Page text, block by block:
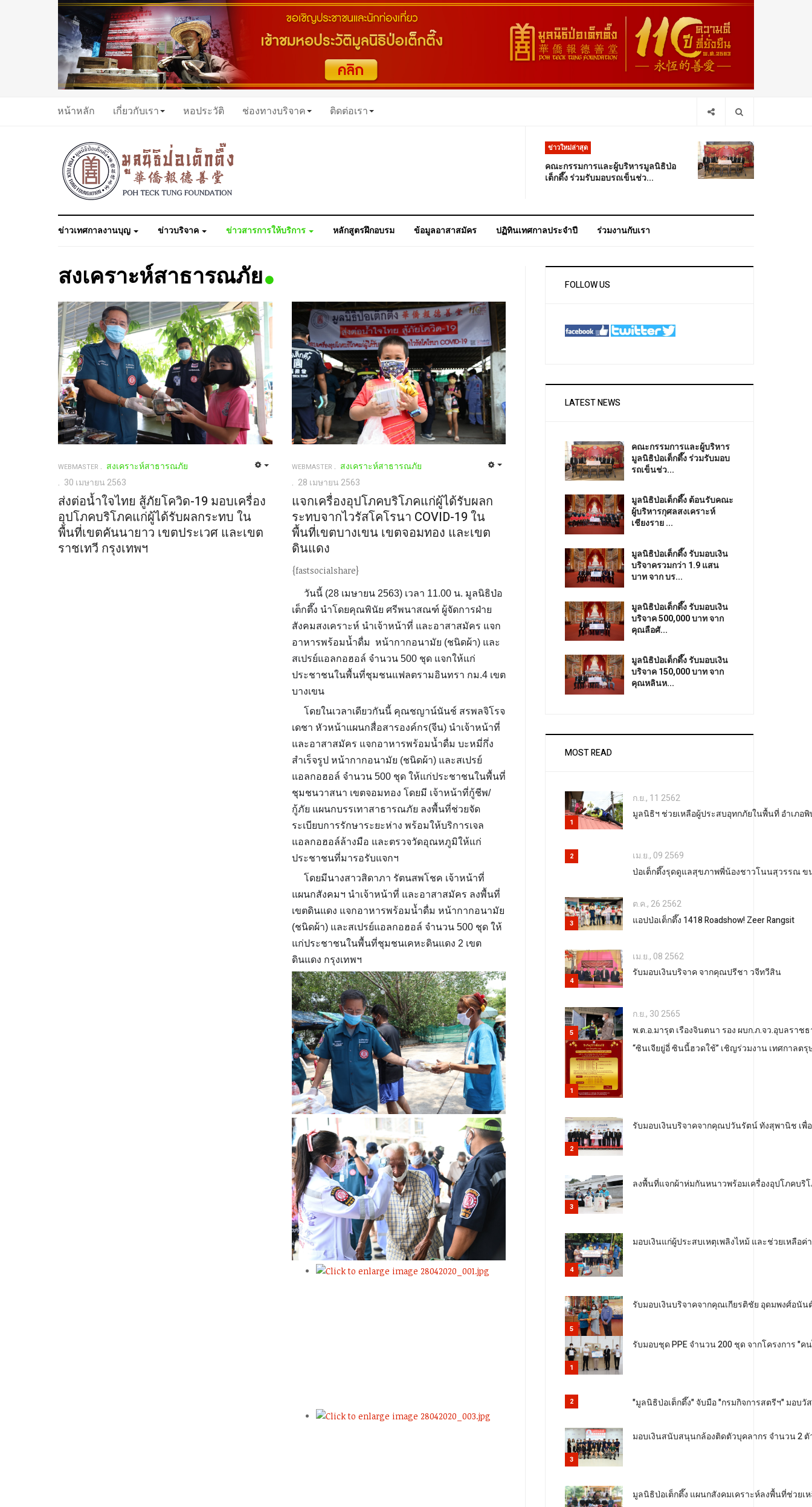
หน้าหลัก เกี่ยวกับเรา หอประวัติ ช่องทางบริจาค ติดต่อเรา
ข่าวใหม่ล่าสุด
คณะกรรมการและผู้บริหารมูลนิธิป่อ
เต็กตึ๊ง ร่วมรับมอบรถเข็นช่ว...
ข่าวเทศกาลงานบุญ ข่าวบริจาค ข่าวสารการให้บริการ หลักสูตรฝึกอบรม ข้อมูลอาสาสมัคร ปฏิทินเทศกาลประจำปี ร่วมงานกับเรา
สงเคราะห์สาธารณภัย
WEBMASTER
สงเคราะห์สาธารณภัย
30 เมษายน 2563
ส่งต่อน้ำใจไทย สู้ภัยโควิด-19 มอบเครื่อง
อุปโภคบริโภคแก่ผู้ได้รับผลกระทบ ใน
พื้นที่เขตคันนายาว เขตประเวศ และเขต
ราชเทวี กรุงเทพฯ
WEBMASTER
สงเคราะห์สาธารณภัย
28 เมษายน 2563
แจกเครื่องอุปโภคบริโภคแก่ผู้ได้รับผลก
ระทบจากไวรัสโคโรนา COVID-19 ใน
พื้นที่เขตบางเขน เขตจอมทอง และเขต
ดินแดง
{fastsocialshare}
วันนี้ (28 เมษายน 2563) เวลา 11.00 น. มูลนิธิป่อ
เต็กตึ๊ง นำโดยคุณพินัย ศรีพนาสณฑ์ ผู้จัดการฝ่าย
สังคมสงเคราะห์ นำเจ้าหน้าที่ และอาสาสมัคร แจก
อาหารพร้อมน้ำดื่ม หน้ากากอนามัย (ชนิดผ้า) และ
สเปรย์แอลกอฮอล์ จำนวน 500 ชุด แจกให้แก่
ประชาชนในพื้นที่ชุมชนแฟลตรามอินทรา กม.4 เขต
บางเขน
โดยในเวลาเดียวกันนี้ คุณชญาน์นันช์ สรพลจิโรจ
เดชา หัวหน้าแผนกสื่อสารองค์กร(จีน) นำเจ้าหน้าที่
และอาสาสมัคร แจกอาหารพร้อมน้ำดื่ม บะหมี่กึ่ง
สำเร็จรูป หน้ากากอนามัย (ชนิดผ้า) และสเปรย์
แอลกอฮอล์ จำนวน 500 ชุด ให้แก่ประชาชนในพื้นที่
ชุมชนวาสนา เขตจอมทอง โดยมี เจ้าหน้าที่กู้ชีพ/
กู้ภัย แผนกบรรเทาสาธารณภัย ลงพื้นที่ช่วยจัด
ระเบียบการรักษาระยะห่าง พร้อมให้บริการเจล
แอลกอฮอล์ล้างมือ และตรวจวัดอุณหภูมิให้แก่
ประชาชนที่มารอรับแจกฯ
โดยมีนางสาวสิดาภา รัตนสพโชค เจ้าหน้าที่
แผนกสังคมฯ นำเจ้าหน้าที่ และอาสาสมัคร ลงพื้นที่
เขตดินแดง แจกอาหารพร้อมน้ำดื่ม หน้ากากอนามัย
(ชนิดผ้า) และสเปรย์แอลกอฮอล์ จำนวน 500 ชุด ให้
แก่ประชาชนในพื้นที่ชุมชนเคหะดินแดง 2 เขต
ดินแดง กรุงเทพฯ
FOLLOW US
LATEST NEWS
คณะกรรมการและผู้บริหาร
มูลนิธิป่อเต็กตึ๊ง ร่วมรับมอบ
รถเข็นช่ว...
มูลนิธิป่อเต็กตึ๊ง ต้อนรับคณะ
ผู้บริหารกุศลสงเคราะห์
เชียงราย ...
มูลนิธิป่อเต็กตึ๊ง รับมอบเงิน
บริจาครวมกว่า 1.9 แสน
บาท จาก บร...
มูลนิธิป่อเต็กตึ๊ง รับมอบเงิน
บริจาค 500,000 บาท จาก
คุณลือศั...
มูลนิธิป่อเต็กตึ๊ง รับมอบเงิน
บริจาค 150,000 บาท จาก
คุณหลินห...
MOST READ
1
ก.ย., 11 2562
มูลนิธิฯ ช่วยเหลือผู้ประสบอุทกภัยในพื้นที่ อำเภอ
2
เม.ย., 09 2569
ป่อเต็กตึ๊งรุดดูแลสุขภาพพี่น้องชาวโนนสุวรรณ
3
ต.ค., 26 2562
แอปป่อเต็กตึ๊ง 1418 Roadshow! Zeer Rangsit
4
เม.ย., 08 2562
รับมอบเงินบริจาค จากคุณปรีชา วจีทวีสิน
5
ก.ย., 30 2565
พ.ต.อ.มารุต เรืองจินตนา รอง ผบก.ภ.จว.อุบลรา
1
“ซินเจียยู่อี่ ซินนี้ฮวดใช้” เชิญร่วมงาน เทศกาลตรุ
2
รับมอบเงินบริจาคจากคุณปวันรัตน์ ทังสุพานิช เพื่
3
ลงพื้นที่แจกผ้าห่มกันหนาวพร้อมเครื่องอุปโภคบริ
4
มอบเงินแก่ผู้ประสบเหตุเพลิงไหม้ และช่วยเหลื
5
รับมอบเงินบริจาคจากคุณเกียรติชัย อุดมพงศ์อนั
1
รับมอบชุด PPE จำนวน 200 ชุด จากโครงการ "ค
2 "มูลนิธิป่อเต็กตึ๊ง" จับมือ "กรมกิจการสตรีฯ" มอบ
3
มอบเงินสนับสนุนกล้องติดตัวบุคลากร จำนวน 2
มูลนิธิป่อเต็กตึ๊ง แผนกสังคมเคราะห์ลงพื้นที่ช่วย